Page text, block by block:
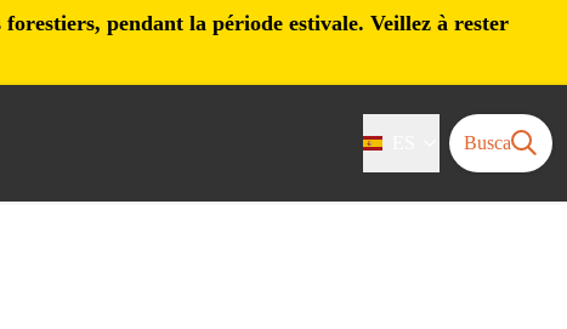
pendant la période estivale. Veillez à rester
Busca